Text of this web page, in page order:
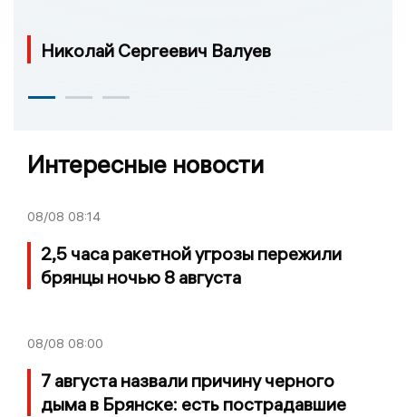
Николай Сергеевич Валуев
Интересные новости
08/08 08:14
2,5 часа ракетной угрозы пережили
брянцы ночью 8 августа
08/08 08:00
7 августа назвали причину черного
дыма в Брянске: есть пострадавшие